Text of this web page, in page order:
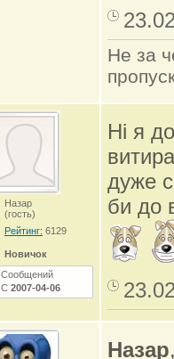
Не за
Назар
(гость)
Рейтинг: 6129
Новичок
Сообщений
С 2007-04-06
Ні я
дуже
би до
Назар